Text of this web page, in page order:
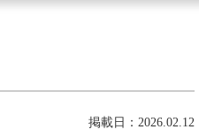
掲載日：2026.02.12